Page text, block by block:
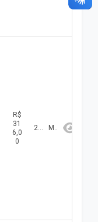
R$
31
6,0
0
2026 Maio